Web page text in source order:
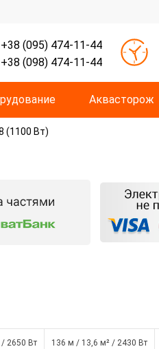
+38 (095) 474-11-44
+38 (098) 474-11-44
Аквасторож
(1100 Вт)
2650 Вт 136 м / 13,6 м² / 2430 Вт